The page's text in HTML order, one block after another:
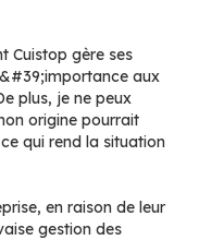
Cuistop gère ses
aux
plus, je ne peux
origine pourrait
qui rend la situation
en raison de leur
gestion des